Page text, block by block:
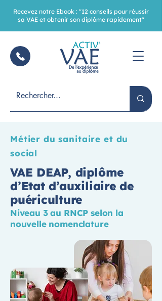
Recevez notre Ebook : "12 conseils pour réussir
sa VAE et obtenir son diplôme rapidement"
Métier du sanitaire et du
social
VAE DEAP, diplôme
d’Etat d’auxiliaire de
puériculture
Niveau 3 au RNCP selon la
nouvelle nomenclature